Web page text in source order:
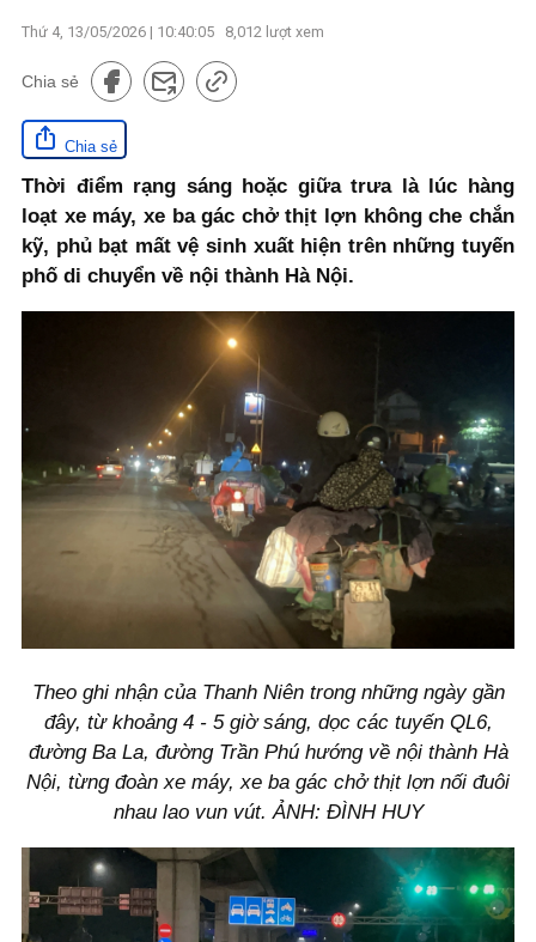
Thứ 4, 13/05/2026 | 10:40:05 8,012 lượt xem
Chia sẻ
Chia sẻ
Thời điểm rạng sáng hoặc giữa trưa là lúc hàng
loạt xe máy, xe ba gác chở thịt lợn không che chắn
kỹ, phủ bạt mất vệ sinh xuất hiện trên những tuyến
phố di chuyển về nội thành Hà Nội.
Theo ghi nhận của Thanh Niên trong những ngày gần
đây, từ khoảng 4 - 5 giờ sáng, dọc các tuyến QL6,
đường Ba La, đường Trần Phú hướng về nội thành Hà
Nội, từng đoàn xe máy, xe ba gác chở thịt lợn nối đuôi
nhau lao vun vút. ẢNH: ĐÌNH HUY